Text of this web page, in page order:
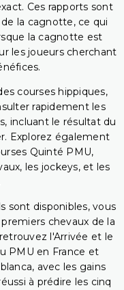
Ces rapports sont
la cagnotte, ce qui
la cagnotte est
les joueurs cherchant
courses hippiques,
rapidement les
incluant le résultat du
Explorez également
Quinté PMU,
les jockeys, et les
sont disponibles, vous
chevaux de la
l'Arrivée et le
PMU en France et
avec les gains
à prédire les cinq